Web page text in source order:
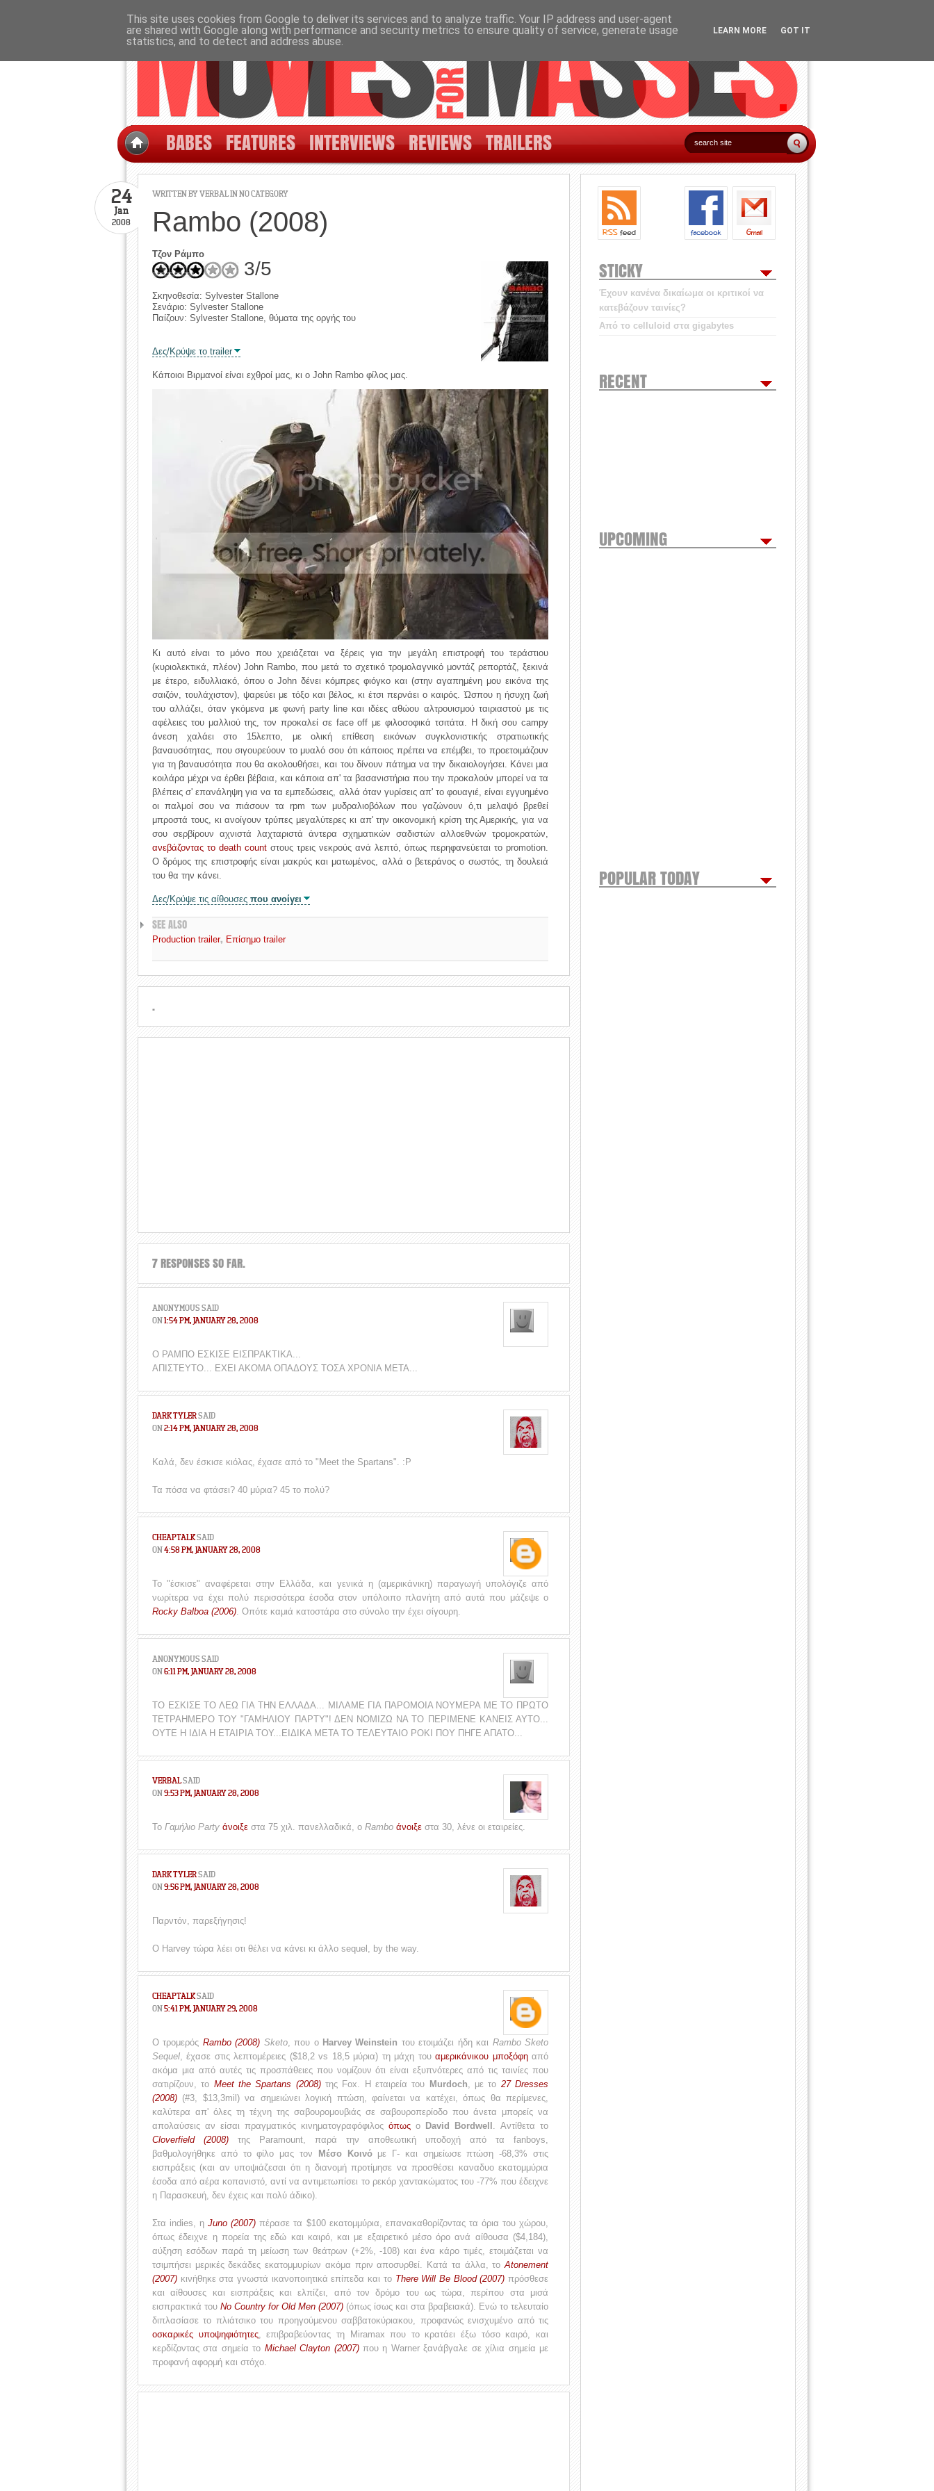
BABES FEATURES INTERVIEWS REVIEWS TRAILERS
WRITTEN BYVERBALIN NO CATEGORY
24
Jan
2008 Rambo (2008)
Τζον Ράμπο
3/5
Σκηνοθεσία: Sylvester Stallone
Σενάριο: Sylvester Stallone
Παίζουν: Sylvester Stallone, θύματα της οργής του
Δες/Κρύψε το trailer
Κάποιοι Βιρμανοί είναι εχθροί μας, κι ο John Rambo φίλος μας.
Κι αυτό είναι το μόνο που χρειάζεται να ξέρεις για την μεγάλη επιστροφή του τεράστιου
(κυριολεκτικά, πλέον) John Rambo, που μετά το σχετικό τρομολαγνικό μοντάζ ρεπορτάζ, ξεκινά
με έτερο, ειδυλλιακό, όπου ο John δένει κόμπρες φιόγκο και (στην αγαπημένη μου εικόνα της
σαιζόν, τουλάχιστον), ψαρεύει με τόξο και βέλος, κι έτσι περνάει ο καιρός. Ώσπου η ήσυχη ζωή
του αλλάζει, όταν γκόμενα με φωνή party line και ιδέες αθώου αλτρουισμού ταιριαστού με τις
αφέλειες του μαλλιού της, τον προκαλεί σε face off με φιλοσοφικά τσιτάτα. H δική σου campy
άνεση χαλάει στο 15λεπτο, με ολική επίθεση εικόνων συγκλονιστικής στρατιωτικής
βαναυσότητας, που σιγουρεύουν το μυαλό σου ότι κάποιος πρέπει να επέμβει, το προετοιμάζουν
για τη βαναυσότητα που θα ακολουθήσει, και του δίνουν πάτημα να την δικαιολογήσει. Κάνει μια
κοιλάρα μέχρι να έρθει βέβαια, και κάποια απ' τα βασανιστήρια που την προκαλούν μπορεί να τα
βλέπεις σ' επανάληψη για να τα εμπεδώσεις, αλλά όταν γυρίσεις απ' το φουαγιέ, είναι εγγυημένο
οι παλμοί σου να πιάσουν τα rpm των μυδραλιοβόλων που γαζώνουν ό,τι μελαψό βρεθεί
μπροστά τους, κι ανοίγουν τρύπες μεγαλύτερες κι απ' την οικονομική κρίση της Αμερικής, για να
σου σερβίρουν αχνιστά λαχταριστά άντερα σχηματικών σαδιστών αλλοεθνών τρομοκρατών,
ανεβάζοντας το death count στους τρεις νεκρούς ανά λεπτό, όπως περηφανεύεται το promotion.
Ο δρόμος της επιστροφής είναι μακρύς και ματωμένος, αλλά ο βετεράνος ο σωστός, τη δουλειά
του θα την κάνει.
Δες/Κρύψε τις αίθουσες που ανοίγει
SEE ALSO
Production trailer, Επίσημο trailer
.
7 RESPONSES SO FAR.
ANONYMOUS SAID
ON1:54 PM, JANUARY 28, 2008
Ο ΡΑΜΠΟ ΕΣΚΙΣΕ ΕΙΣΠΡΑΚΤΙΚΑ...
ΑΠΙΣΤΕΥΤΟ... ΕΧΕΙ ΑΚΟΜΑ ΟΠΑΔΟΥΣ ΤΟΣΑ ΧΡΟΝΙΑ ΜΕΤΑ...
DARK TYLERSAID
ON2:14 PM, JANUARY 28, 2008
Καλά, δεν έσκισε κιόλας, έχασε από το "Meet the Spartans". :P
Τα πόσα να φτάσει? 40 μύρια? 45 το πολύ?
CHEAPTALKSAID
ON4:58 PM, JANUARY 28, 2008
Το "έσκισε" αναφέρεται στην Ελλάδα, και γενικά η (αμερικάνικη) παραγωγή υπολόγιζε από
νωρίτερα να έχει πολύ περισσότερα έσοδα στον υπόλοιπο πλανήτη από αυτά που μάζεψε ο
Rocky Balboa (2006). Οπότε καμιά κατοστάρα στο σύνολο την έχει σίγουρη.
ANONYMOUS SAID
ON6:11 PM, JANUARY 28, 2008
ΤΟ ΕΣΚΙΣΕ ΤΟ ΛΕΩ ΓΙΑ ΤΗΝ ΕΛΛΑΔΑ... ΜΙΛΑΜΕ ΓΙΑ ΠΑΡΟΜΟΙΑ ΝΟΥΜΕΡΑ ΜΕ ΤΟ ΠΡΩΤΟ
ΤΕΤΡΑΗΜΕΡΟ ΤΟΥ "ΓΑΜΗΛΙΟΥ ΠΑΡΤΥ"! ΔΕΝ ΝΟΜΙΖΩ ΝΑ ΤΟ ΠΕΡΙΜΕΝΕ ΚΑΝΕΙΣ ΑΥΤΟ...
ΟΥΤΕ Η ΙΔΙΑ Η ΕΤΑΙΡΙΑ ΤΟΥ...ΕΙΔΙΚΑ ΜΕΤΑ ΤΟ ΤΕΛΕΥΤΑΙΟ ΡΟΚΙ ΠΟΥ ΠΗΓΕ ΑΠΑΤΟ...
VERBALSAID
ON9:53 PM, JANUARY 28, 2008
Το Γαμήλιο Party άνοιξε στα 75 χιλ. πανελλαδικά, ο Rambo άνοιξε στα 30, λένε οι εταιρείες.
DARK TYLERSAID
ON9:56 PM, JANUARY 28, 2008
Παρντόν, παρεξήγησις!
O Harvey τώρα λέει οτι θέλει να κάνει κι άλλο sequel, by the way.
CHEAPTALKSAID
ON5:41 PM, JANUARY 29, 2008
Ο τρομερός Rambo (2008) Sketo, που ο Harvey Weinstein του ετοιμάζει ήδη και Rambo Sketo
Sequel, έχασε στις λεπτομέρειες ($18,2 vs 18,5 μύρια) τη μάχη τουαμερικάνικου μποξόφηαπό
ακόμα μια από αυτές τις προσπάθειες που νομίζουν ότι είναι εξυπνότερες από τις ταινίες που
σατιρίζουν, το Meet the Spartans (2008)της Fox. Η εταιρεία του Murdoch, με το 27 Dresses
(2008) (#3, $13,3mil) να σημειώνει λογική πτώση, φαίνεται να κατέχει, όπως θα περίμενες,
καλύτερα απ' όλες τη τέχνη της σαβουρομουβιάς σε σαβουροπερίοδο που άνετα μπορείς να
απολαύσεις αν είσαι πραγματικός κινηματογραφόφιλος όπως ο David Bordwell . Αντίθετα το
Cloverfield (2008) της Paramount, παρά την αποθεωτική υποδοχή από τα fanboys,
βαθμολογήθηκε από το φίλο μας τον
Μέσο Κοινόμε Γ- και σημείωσε πτώση -68,3% στις
εισπράξεις (και αν υποψιάζεσαι ότι η διανομή προτίμησε να προσθέσει καναδυο εκατομμύρια
έσοδα από αέρα κοπανιστό, αντί να αντιμετωπίσει το ρεκόρ χαντακώματος του -77% που έδειχνε
η Παρασκευή, δεν έχεις και πολύ άδικο).
Στα indies, ηJuno (2007) πέρασε τα $100 εκατομμύρια, επανακαθορίζοντας τα όρια του χώρου,
όπως έδειχνε η πορεία της εδώ και καιρό, και με εξαιρετικό μέσο όρο ανά αίθουσα ($4,184),
αύξηση εσόδων παρά τη μείωση των θεάτρων (+2%, -108) και ένα κάρο τιμές, ετοιμάζεται να
τσιμπήσει μερικές δεκάδες εκατομμυρίων ακόμα πριν αποσυρθεί. Κατά τα άλλα, τοAtonement
(2007) κινήθηκε στα γνωστά ικανοποιητικά επίπεδα και το There Will Be Blood (2007) πρόσθεσε
και αίθουσες και εισπράξεις και ελπίζει, από τον δρόμο του ως τώρα, περίπου στα μισά
εισπρακτικά του No Country for Old Men (2007) (όπως ίσως και στα βραβειακά). Ενώ το τελευταίο
διπλασίασε το πλιάτσικο του προηγούμενου σαββατοκύριακου, προφανώς ενισχυμένο από τις
οσκαρικές υποψηφιότητες, επιβραβεύοντας τη Miramax που το κρατάει έξω τόσο καιρό, και
κερδίζοντας στα σημεία το Michael Clayton (2007)που η Warner ξανάβγαλε σε χίλια σημεία με
προφανή αφορμή και στόχο.
STICKY
Έχουν κανένα δικαίωμα οι κριτικοί να
κατεβάζουν ταινίες?
Από το celluloid στα gigabytes
RECENT
UPCOMING
POPULAR TODAY
This site uses cookies from Google to deliver its services and to analyze traffic. Your IP address and user-agent
are shared with Google along with performance and security metrics to ensure quality of service, generate usage
statistics, and to detect and address abuse.
LEARN MORE GOT IT